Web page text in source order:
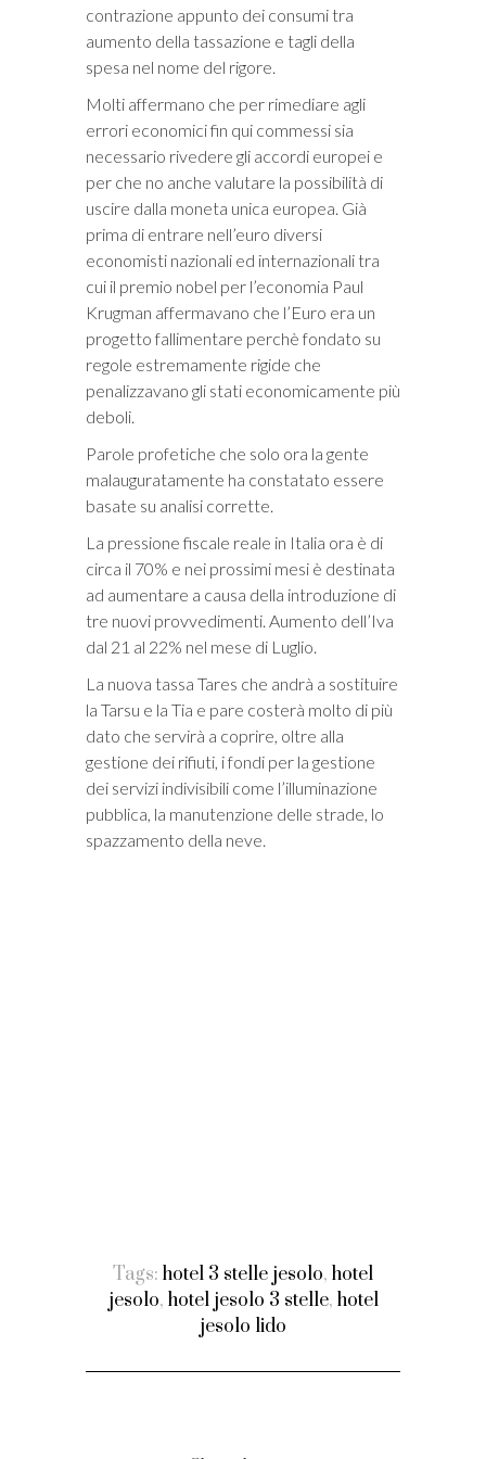
contrazione appunto dei consumi tra
aumento della tassazione e tagli della
spesa nel nome del rigore.
Molti affermano che per rimediare agli
errori economici fin qui commessi sia
necessario rivedere gli accordi europei e
per che no anche valutare la possibilità di
uscire dalla moneta unica europea. Già
prima di entrare nell’euro diversi
economisti nazionali ed internazionali tra
cui il premio nobel per l’economia Paul
Krugman affermavano che l’Euro era un
progetto fallimentare perchè fondato su
regole estremamente rigide che
penalizzavano gli stati economicamente più
deboli.
Parole profetiche che solo ora la gente
malauguratamente ha constatato essere
basate su analisi corrette.
La pressione fiscale reale in Italia ora è di
circa il 70% e nei prossimi mesi è destinata
ad aumentare a causa della introduzione di
tre nuovi provvedimenti. Aumento dell’Iva
dal 21 al 22% nel mese di Luglio.
La nuova tassa Tares che andrà a sostituire
la Tarsu e la Tia e pare costerà molto di più
dato che servirà a coprire, oltre alla
gestione dei rifiuti, i fondi per la gestione
dei servizi indivisibili come l’illuminazione
pubblica, la manutenzione delle strade, lo
spazzamento della neve.
Tags: hotel 3 stelle jesolo, hotel
jesolo, hotel jesolo 3 stelle, hotel
jesolo lido